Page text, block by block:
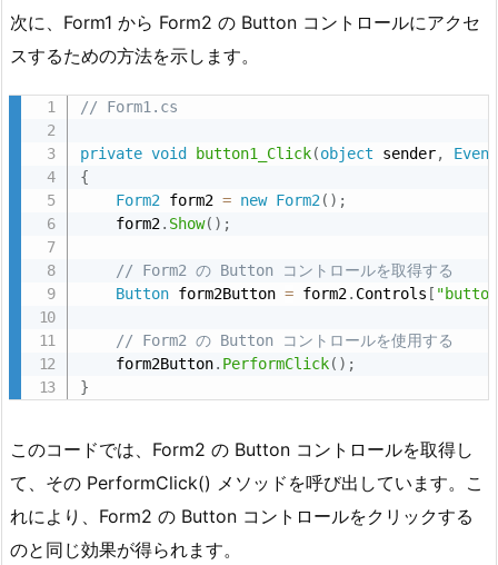
次に、Form1 から Form2 の Button コントロールにアクセ
スするための方法を示します。
// Form1.cs
private void button1_Click(object sender,
{
Form2 form2 = new Form2 ( ) ;
    form2
. Show( ) ;
// Form2 の Button コントロールを取得する
Button form2Button = form2. Controls [
// Form2 の Button コントロールを使用する
    form2Button
. PerformClick( ) ;
}
このコードでは、Form2 の Button コントロールを取得し
て、その PerformClick() メソッドを呼び出しています。こ
れにより、Form2 の Button コントロールをクリックする
のと同じ効果が得られます。